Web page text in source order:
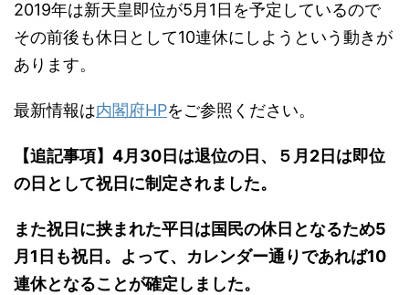
2019年は新天皇即位が5月1日を予定しているので
その前後も休日として10連休にしようという動きが
あります。
最新情報は内閣府HPをご参照ください。
【追記事項】4月30日は退位の日、５月2日は即位
の日として祝日に制定されました。
また祝日に挟まれた平日は国民の休日となるため5
月1日も祝日。よって、カレンダー通りであれば10
連休となることが確定しました。